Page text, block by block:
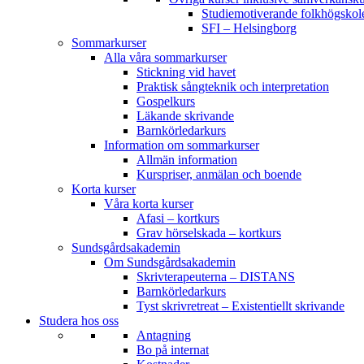
Studiemotiverande
SFI – Helsingborg
Sommarkurser
Alla våra sommarkurser
Stickning vid havet
Praktisk sångteknik och interpretation
Gospelkurs
Läkande skrivande
Barnkörledarkurs
Information om sommarkurser
Allmän information
Kurspriser, anmälan och boende
Korta kurser
Våra korta kurser
Afasi – kortkurs
Grav hörselskada – kortkurs
Sundsgårdsakademin
Om Sundsgårdsakademin
Skrivterapeuterna – DISTANS
Barnkörledarkurs
Tyst skrivretreat – Existentiellt skrivande
Studera hos oss
Antagning
Bo på internat